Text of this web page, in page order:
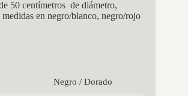
50 centímetros de diámetro,
en negro/blanco, negro/rojo
Negro / Dorado